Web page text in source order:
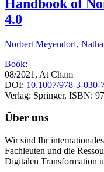
Handbook of
4.0
Norbert Meyendorf,
Book:
08/2021, At Cham
DOI: 10.1007/978-3-030-
Verlag: Springer, ISBN:
Über uns
Wir sind Ihr
Fachleuten und die
Digitalen Transformation